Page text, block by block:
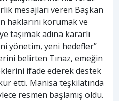
mesajları veren Başkan
haklarını korumak ve
taşımak adına kararlı
yönetim, yeni hedefler”
belirten Tınaz, emeğin
ifade ederek destek
etti. Manisa teşkilatında
resmen başlamış oldu.